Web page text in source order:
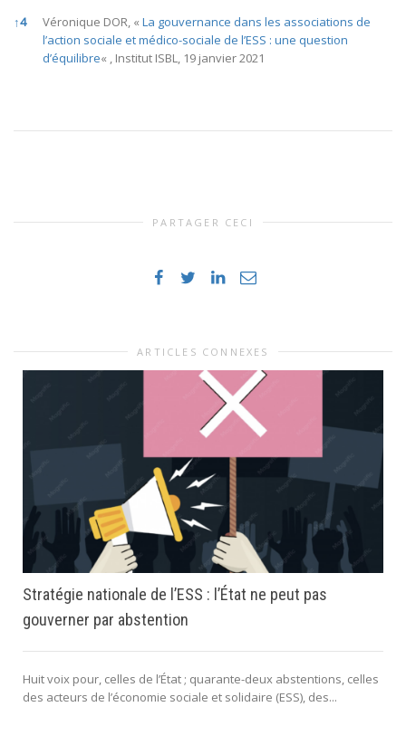
↑4 Véronique DOR, « La gouvernance dans les associations de
l’action sociale et médico-sociale de l’ESS : une question
d’équilibre« , Institut ISBL, 19 janvier 2021
PARTAGER CECI
ARTICLES CONNEXES
Stratégie nationale de l’ESS : l’État ne peut pas
gouverner par abstention
Huit voix pour, celles de l’État ; quarante-deux abstentions, celles
des acteurs de l’économie sociale et solidaire (ESS), des...